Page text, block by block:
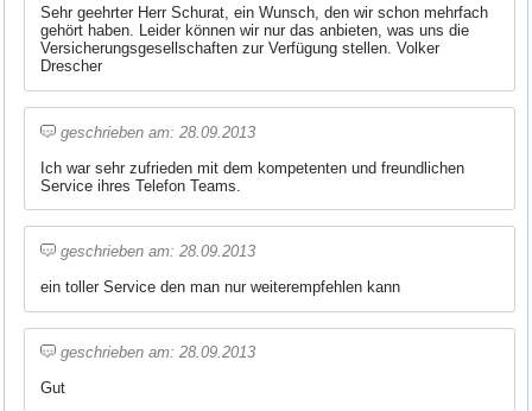
Sehr geehrter Herr Schurat, ein Wunsch, den wir schon mehrfach
gehört haben. Leider können wir nur das anbieten, was uns die
Versicherungsgesellschaften zur Verfügung stellen. Volker
Drescher
geschrieben am: 28.09.2013
Ich war sehr zufrieden mit dem kompetenten und freundlichen
Service ihres Telefon Teams.
geschrieben am: 28.09.2013
ein toller Service den man nur weiterempfehlen kann
geschrieben am: 28.09.2013
Gut